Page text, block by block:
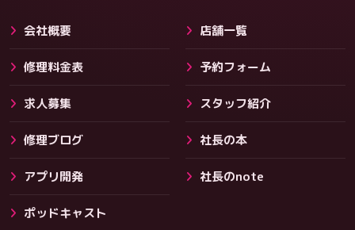
その他サービス
会社概要 店舗一覧
修理料金表 予約フォーム
求人募集 スタッフ紹介
修理ブログ 社長の本
アプリ開発 社長のnote
ポッドキャスト